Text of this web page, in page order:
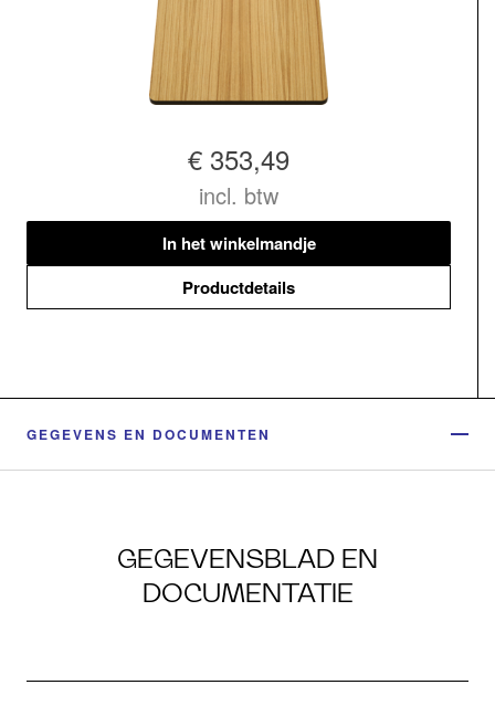
€ 353,49
incl. btw
In het winkelmandje
Productdetails
GEGEVENS EN DOCUMENTEN
GEGEVENSBLAD EN
DOCUMENTATIE